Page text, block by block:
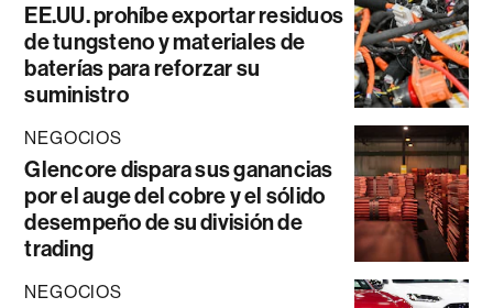
EE.UU. prohíbe exportar residuos
de tungsteno y materiales de
baterías para reforzar su
suministro
NEGOCIOS
Glencore dispara sus ganancias
por el auge del cobre y el sólido
desempeño de su división de
trading
NEGOCIOS